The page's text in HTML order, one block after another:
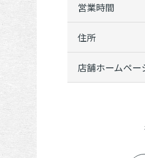
営業時間
住所
店舗ホームペー